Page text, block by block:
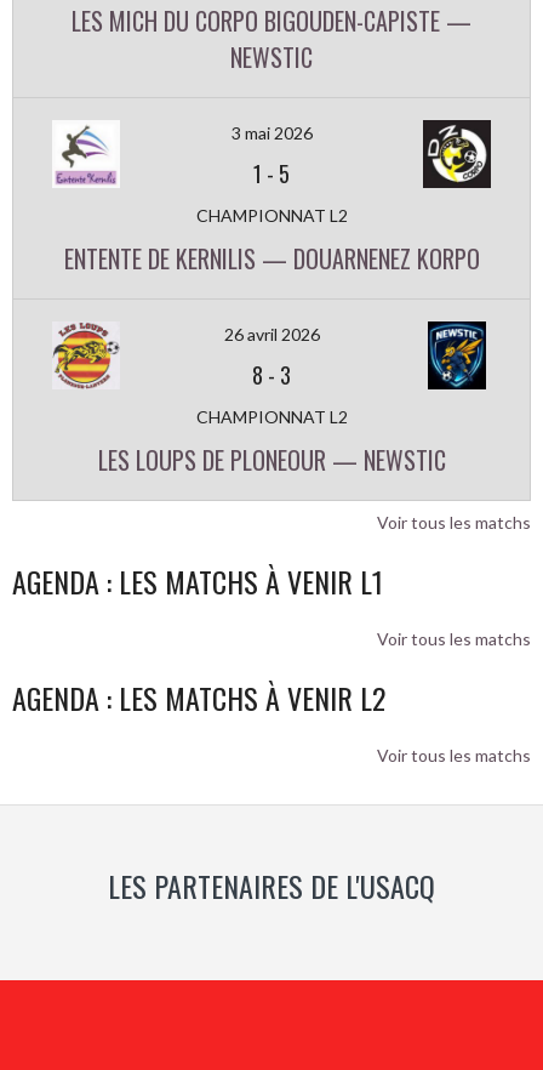
LES MICH DU CORPO BIGOUDEN-CAPISTE —
NEWSTIC
3 mai 2026
1 - 5
CHAMPIONNAT L2
ENTENTE DE KERNILIS — DOUARNENEZ KORPO
26 avril 2026
8 - 3
CHAMPIONNAT L2
LES LOUPS DE PLONEOUR — NEWSTIC
Voir tous les matchs
AGENDA : LES MATCHS À VENIR L1
Voir tous les matchs
AGENDA : LES MATCHS À VENIR L2
Voir tous les matchs
LES PARTENAIRES DE L'USACQ